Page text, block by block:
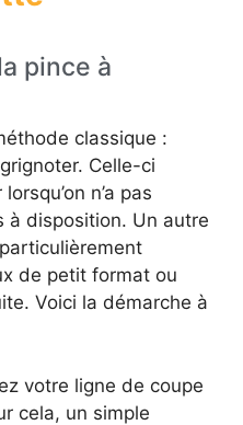
pince à
classique :
Celle-ci
n’a pas
à disposition. Un autre
de petit format ou
Voici la démarche à
votre ligne de coupe
cela, un simple